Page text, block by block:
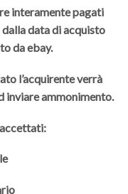
interamente pagati
data di acquisto
da ebay.
l’acquirente verrà
inviare ammonimento.